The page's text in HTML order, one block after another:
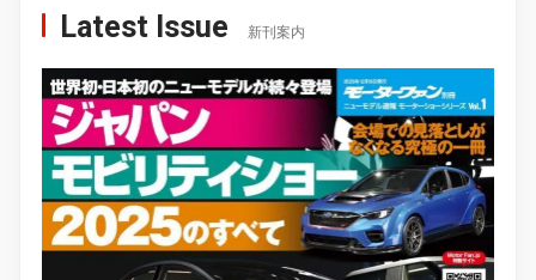
Latest Issue 新刊案内